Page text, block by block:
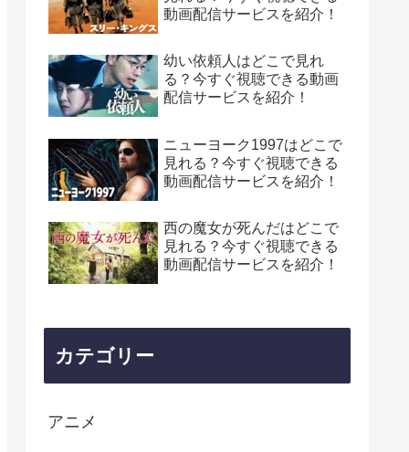
動画配信サービスを紹介！
幼い依頼人はどこで見れ
る？今すぐ視聴できる動画
配信サービスを紹介！
ニューヨーク1997はどこで
見れる？今すぐ視聴できる
動画配信サービスを紹介！
西の魔女が死んだはどこで
見れる？今すぐ視聴できる
動画配信サービスを紹介！
カテゴリー
アニメ